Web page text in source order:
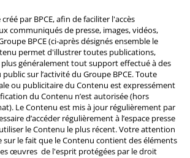
créé par BPCE, afin de faciliter l'accès
communiqués de presse, images, vidéos,
BPCE (ci-après désignés ensemble le
permet d'illustrer toutes publications,
généralement tout support effectué à des
sur l’activité du Groupe BPCE. Toute
ou publicitaire du Contenu est expressément
du Contenu n’est autorisée (hors
Le Contenu est mis à jour régulièrement par
d’accéder régulièrement à l’espace presse
le Contenu le plus récent. Votre attention
sur le fait que le Contenu contient des éléments
œuvres de l'esprit protégées par le droit